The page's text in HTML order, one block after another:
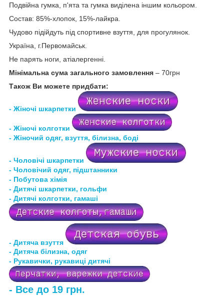
Подвійна гумка, п'ята та гумка виділена іншим кольором.
Состав: 85%-хлопок, 15%-лайкра.
Чудово підійдуть під спортивне взуття, для прогулянок.
Україна, г.Первомайськ.
Не парять ноги, атіалергенні.
Мінімальна сума загального замовлення – 70грн
Також Ви можете придбати:
- Жіночі шкарпетки
- Жіночі колготки
- Жіночий одяг, взуття, білизна, боді
- Чоловічі шкарпетки
- Чоловічий одяг, підштанники
- Побутова хімія
- Дитячі шкарпетки, гольфи
- Дитячі колготки, гамаші
- Дитяча взуття
- Дитяча білизна, одяг
- Рукавички, рукавиці дитячі
- Все до 19 грн.